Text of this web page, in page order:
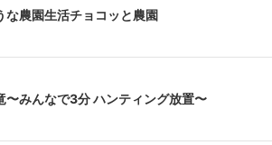
な農園生活チョコッと農園
〜みんなで3分 ハンティング放置〜